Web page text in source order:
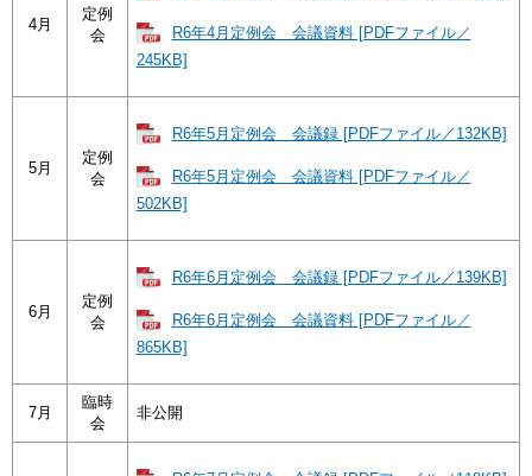
4月
定例
会
R6年4月定例会 会議資料 [PDFファイル／
245KB]
5月
定例
会
R6年5月定例会 会議録 [PDFファイル／132KB]
R6年5月定例会 会議資料 [PDFファイル／
502KB]
6月
定例
会
R6年6月定例会 会議録 [PDFファイル／139KB]
R6年6月定例会 会議資料 [PDFファイル／
865KB]
7月
臨時
会
非公開